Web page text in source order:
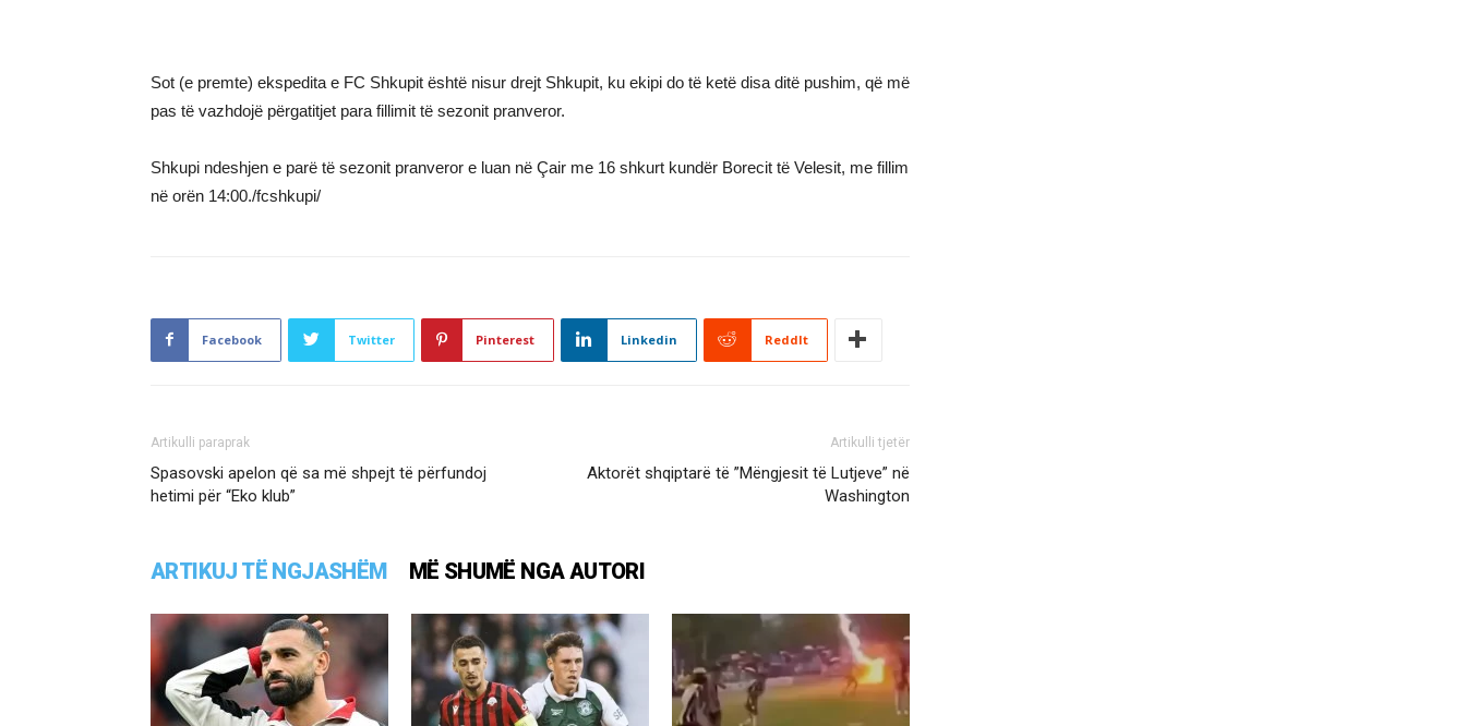
Sot (e premte) ekspedita e FC Shkupit është nisur drejt Shkupit, ku ekipi do të ketë disa ditë pushim, që më
pas të vazhdojë përgatitjet para fillimit të sezonit pranveror.
Shkupi ndeshjen e parë të sezonit pranveror e luan në Çair me 16 shkurt kundër Borecit të Velesit, me fillim
në orën 14:00./fcshkupi/
Facebook Twitter Pinterest Linkedin ReddIt
Artikulli paraprak
Spasovski apelon që sa më shpejt të përfundoj
hetimi për “Eko klub”
Artikulli tjetër
Aktorët shqiptarë të ”Mëngjesit të Lutjeve” në
Washington
ARTIKUJ TË NGJASHËM MË SHUMË NGA AUTORI